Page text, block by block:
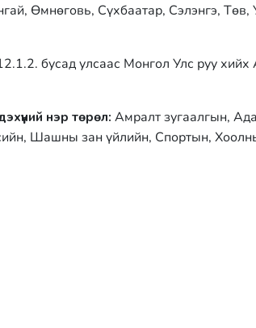
Өмнөговь, Сүхбаатар, Сэлэнгэ, Төв,
бусад улсаас Монгол Улс руу
нэр төрөл: Амралт зугаалгын,
Шашны зан үйлийн, Спортын,